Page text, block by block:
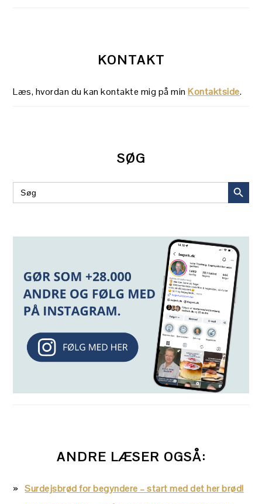
KONTAKT
Læs, hvordan du kan kontakte mig på minKontaktside.
SØG
Search
for:
SEARCH
ANDRE LÆSER OGSÅ:
Surdejsbrød for begyndere – start med det her brød!